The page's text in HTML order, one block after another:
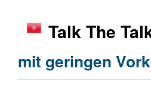
Talk The
mit geringen